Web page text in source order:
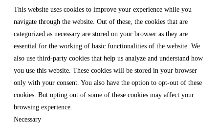
This website uses cookies to improve your experience while you
navigate through the website. Out of these, the cookies that are
categorized as necessary are stored on your browser as they are
essential for the working of basic functionalities of the website. We
also use third-party cookies that help us analyze and understand how
you use this website. These cookies will be stored in your browser
only with your consent. You also have the option to opt-out of these
cookies. But opting out of some of these cookies may affect your
browsing experience.
Necessary